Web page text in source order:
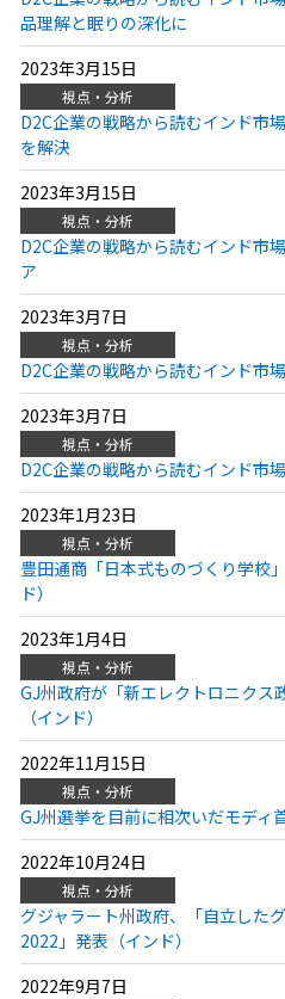
品理解と眠りの深化に
2023年3月15日
視点・分析
D2C企業の戦略から読むインド市
を解決
2023年3月15日
視点・分析
D2C企業の戦略から読むインド市
ア
2023年3月7日
視点・分析
D2C企業の戦略から読むインド市
2023年3月7日
視点・分析
D2C企業の戦略から読むインド市
2023年1月23日
視点・分析
豊田通商「日本式ものづくり学校
ド）
2023年1月4日
視点・分析
GJ州政府が「新エレクトロニクス
（インド）
2022年11月15日
視点・分析
GJ州選挙を目前に相次いだモディ
2022年10月24日
視点・分析
グジャラート州政府、「自立した
2022」発表（インド）
2022年9月7日